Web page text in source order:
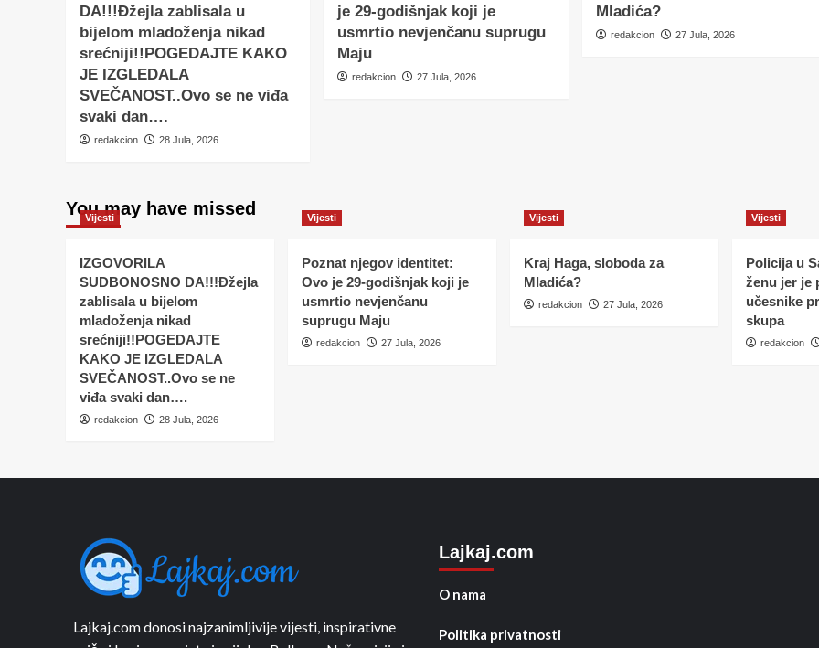
DA!!!Đžejla zablisala u
bijelom mladoženja nikad
srećniji!!POGEDAJTE KAKO
JE IZGLEDALA
SVEČANOST..Ovo se ne viđa
svaki dan….
redakcion 28 Jula, 2026
je 29-godišnjak koji je
usmrtio nevjenčanu suprugu
Maju
redakcion 27 Jula, 2026
Mladića?
redakcion 27 Jula, 2026
You may have missed
Vijesti
IZGOVORILA
SUDBONOSNO DA!!!Đžejla
zablisala u bijelom
mladoženja nikad
srećniji!!POGEDAJTE
KAKO JE IZGLEDALA
SVEČANOST..Ovo se ne
viđa svaki dan….
redakcion 28 Jula, 2026
Vijesti
Poznat njegov identitet:
Ovo je 29-godišnjak koji je
usmrtio nevjenčanu
suprugu Maju
redakcion 27 Jula, 2026
Vijesti
Kraj Haga, sloboda za
Mladića?
redakcion 27 Jula, 2026
Vijesti
Policija u
ženu jer je
učesnike
skupa
redakcion
Lajkaj.com donosi najzanimljivije vijesti, inspirativne
Lajkaj.com
O nama
Politika privatnosti